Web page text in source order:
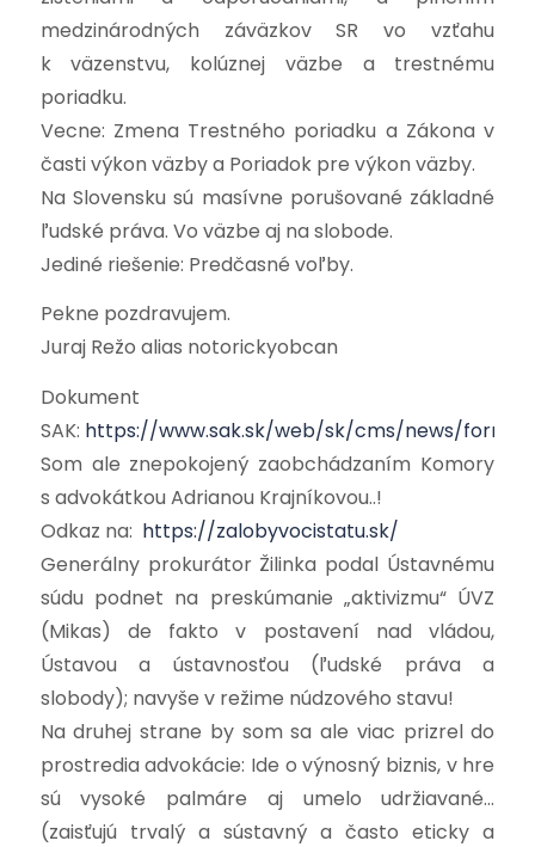
medzinárodných záväzkov SR vo vzťahu
k väzenstvu, kolúznej väzbe a trestnému
poriadku.
Vecne: Zmena Trestného poriadku a Zákona v
časti výkon väzby a Poriadok pre výkon väzby.
Na Slovensku sú masívne porušované základné
ľudské práva. Vo väzbe aj na slobode.
Jediné riešenie: Predčasné voľby.
Pekne pozdravujem.
Juraj Režo alias notorickyobcan
Dokument
SAK: https://www.sak.sk/web/sk/cms/news/form/
Som ale znepokojený zaobchádzaním Komory
s advokátkou Adrianou Krajníkovou..!
Odkaz na: https://zalobyvocistatu.sk/
Generálny prokurátor Žilinka podal Ústavnému
súdu podnet na preskúmanie „aktivizmu“ ÚVZ
(Mikas) de fakto v postavení nad vládou,
Ústavou a ústavnosťou (ľudské práva a
slobody); navyše v režime núdzového stavu!
Na druhej strane by som sa ale viac prizrel do
prostredia advokácie: Ide o výnosný biznis, v hre
sú vysoké palmáre aj umelo udržiavané…
(zaisťujú trvalý a sústavný a často eticky a